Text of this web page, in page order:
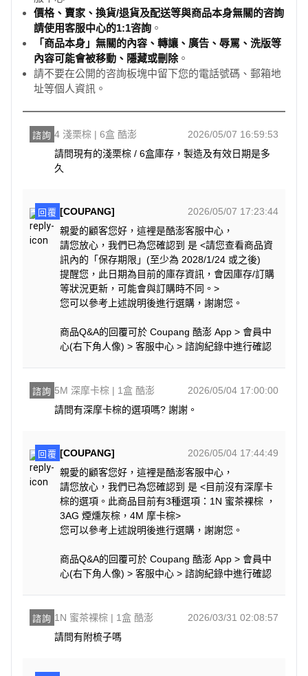
價格、賣家、換貨/退貨及配送等與商品本身無關的咨詢
請使用客服中心的1:1咨詢 。
「商品本身」無關的內容、轉讓、廣告、辱罵、洗版等
內容可能會被移動、隱藏或刪除。
請不要在公開的咨詢板塊中留下您的電話號碼、郵箱地
址等個人資訊。
諮詢 4 淺栗棕 | 6盒 酷澎
2026/05/07 16:59:53
請問現有的淺栗棕 / 6盒庫存，製造及有效日期是多
久
回覆 [COUPANG]
2026/05/07 17:23:44
親愛的顧客您好，這裡是酷澎客服中心，
請您放心，我們已為您確認到 是 <請您查看商品資
訊內的「保存期限」(至少為 2028/1/24 或之後)
提醒您，此日期為目前的庫存資訊，會因庫存/訂購
等狀況更新，可能會與訂購時不同。>
您可以參考上述說明後進行選購，謝謝您。
商品Q&A的回覆可於 Coupang 酷澎 App > 會員中
心(右下角人像) > 客服中心 > 諮詢紀錄中進行確認
諮詢 5M 深摩卡棕 | 1盒 酷澎
2026/05/04 17:00:00
請問有深摩卡棕的選項嗎? 謝謝。
回覆 [COUPANG]
2026/05/04 17:44:49
親愛的顧客您好，這裡是酷澎客服中心，
請您放心，我們已為您確認到 是 <目前沒有深摩卡
棕的選項。此商品目前有3種選項：1N 蜜茶裸棕 ，
3AG 煙燻灰棕，4M 摩卡棕>
您可以參考上述說明後進行選購，謝謝您。
商品Q&A的回覆可於 Coupang 酷澎 App > 會員中
心(右下角人像) > 客服中心 > 諮詢紀錄中進行確認
諮詢 1N 蜜茶裸棕 | 1盒 酷澎
2026/03/31 02:08:57
請問有附梳子嗎